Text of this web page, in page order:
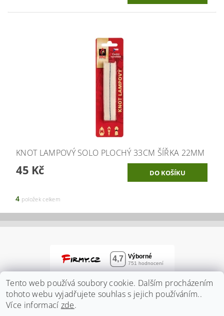
KNOT LAMPOVÝ SOLO PLOCHÝ 33CM ŠÍŘKA 22MM
45 Kč
4 položek celkem
Tento web používá soubory cookie. Dalším procházením
tohoto webu vyjadřujete souhlas s jejich používáním..
Více informací zde.